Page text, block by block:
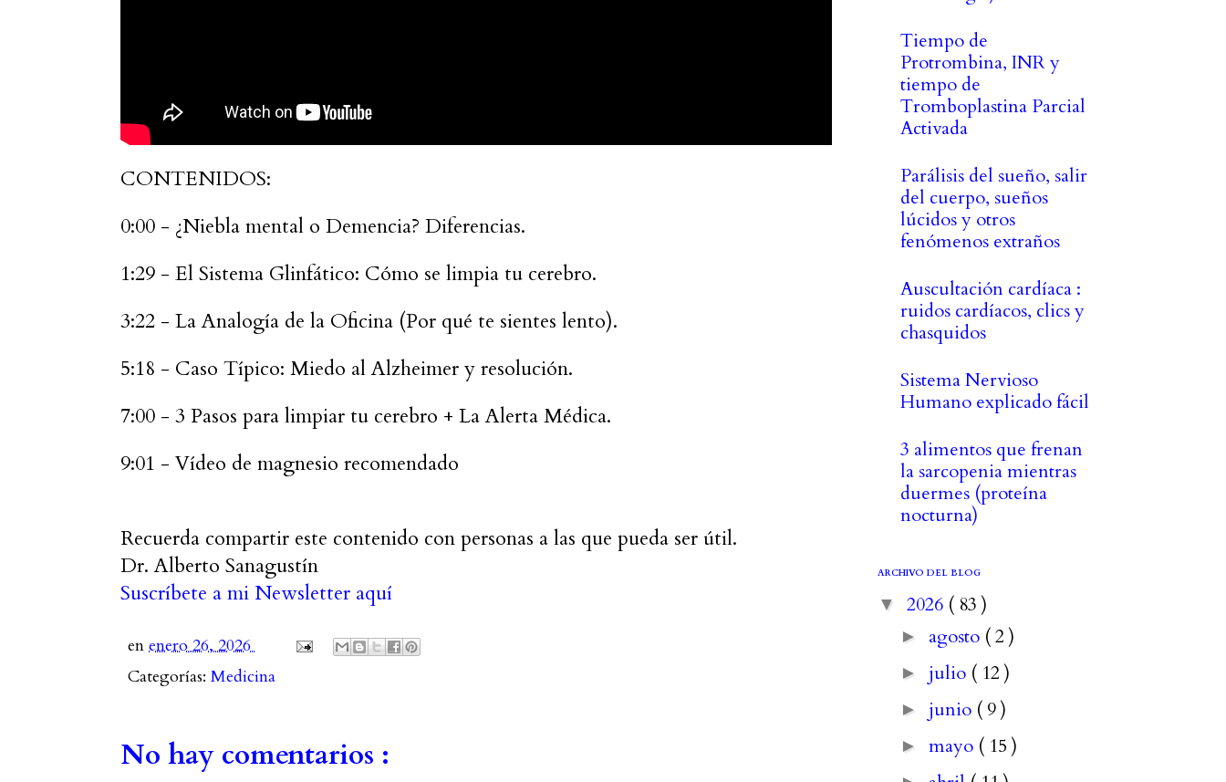
CONTENIDOS:
0:00 - ¿Niebla mental o Demencia? Diferencias.
1:29 - El Sistema Glinfático: Cómo se limpia tu cerebro.
3:22 - La Analogía de la Oficina (Por qué te sientes lento).
5:18 - Caso Típico: Miedo al Alzheimer y resolución.
7:00 - 3 Pasos para limpiar tu cerebro + La Alerta Médica.
9:01 - Vídeo de magnesio recomendado
Recuerda compartir este contenido con personas a las que pueda ser útil.
Dr. Alberto Sanagustín
Suscríbete a mi Newsletter aquí
en enero 26, 2026
Categorías: Medicina
No hay comentarios :
Tiempo de
Protrombina, INR y
tiempo de
Tromboplastina Parcial
Activada
Parálisis del sueño, salir
del cuerpo, sueños
lúcidos y otros
fenómenos extraños
Auscultación cardíaca :
ruidos cardíacos, clics y
chasquidos
Sistema Nervioso
Humano explicado fácil
3 alimentos que frenan
la sarcopenia mientras
duermes (proteína
nocturna)
ARCHIVO DEL BLOG
▼ 2026 ( 83 )
► agosto ( 2 )
► julio ( 12 )
► junio ( 9 )
► mayo ( 15 )